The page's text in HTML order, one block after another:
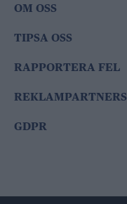
OM OSS
TIPSA OSS
RAPPORTERA FEL
REKLAMPARTNERS
GDPR